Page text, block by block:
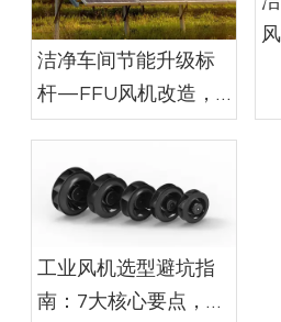
洁净车间节能升级标
杆—FFU风机改造，
工业风机选型避坑指
南：7大核心要点，工